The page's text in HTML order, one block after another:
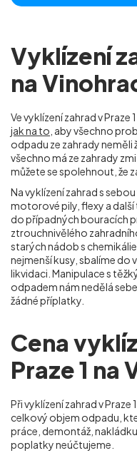
Vyklízení
na
Ve vyklízení zahrad v Praze
jak na to , aby všechno
odpadu ze zahrady
všechno má ze zahrady
můžete se spolehnout, že
Na vyklízení zahrad s
motorové pily, flexy a
do případných bouracích
ztrouchnivělého
starých nádob s
nejmenší kusy, sbalíme
likvidaci. Manipulace s
odpadem nám nedělá
žádné příplatky.
Cena
Praze 1 na
Při vyklízení zahrad v Praze
celkový objem odpadu,
práce, demontáž,
poplatky neúčtujeme.